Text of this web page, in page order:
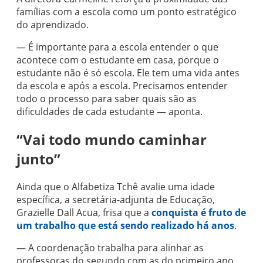
famílias com a escola como um ponto estratégico
do aprendizado.
— É importante para a escola entender o que
acontece com o estudante em casa, porque o
estudante não é só escola. Ele tem uma vida antes
da escola e após a escola. Precisamos entender
todo o processo para saber quais são as
dificuldades de cada estudante — aponta.
“Vai todo mundo caminhar
junto”
Ainda que o Alfabetiza Tchê avalie uma idade
específica, a secretária-adjunta de Educação,
Grazielle Dall Acua, frisa que a conquista é fruto de
um trabalho que está sendo realizado há anos.
— A coordenação trabalha para alinhar as